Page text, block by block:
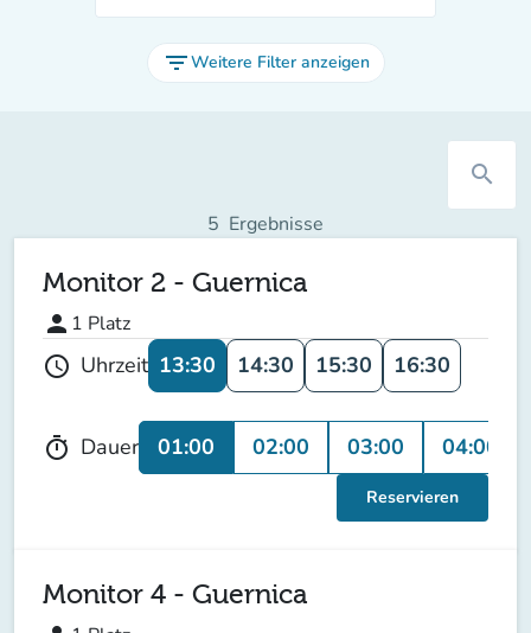
filter_listWeitere Filter anzeigen
search
5 Ergebnisse
Monitor 2 - Guernica
person 1 Platz
schedule Uhrzeit 13:30 14:30 15:30 16:30
timer Dauer 01:00 02:00 03:00 04:00
Reservieren
Monitor 4 - Guernica